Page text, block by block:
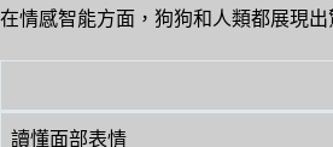
在情感智能方面，狗狗和人類都展現
讀懂面部表情